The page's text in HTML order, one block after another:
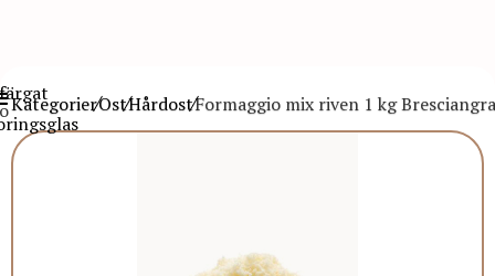
KategorierOstHårdostFormaggio mix riven 1 kg